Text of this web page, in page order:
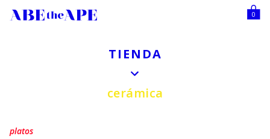
0
TIENDA
cerámica
platos